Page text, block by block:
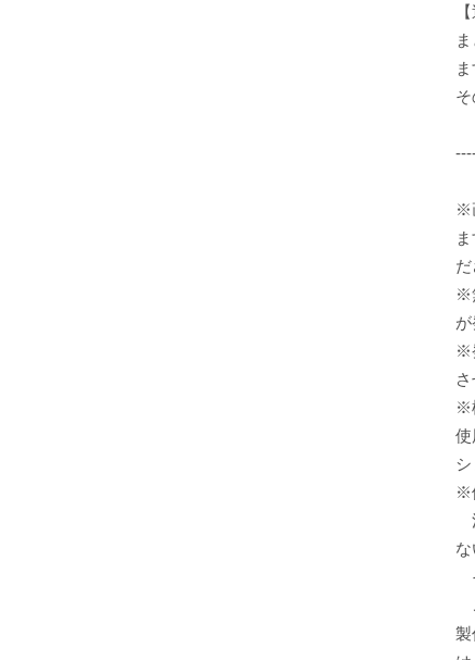
ま
※
だ
※
※
※
使
※
な
製